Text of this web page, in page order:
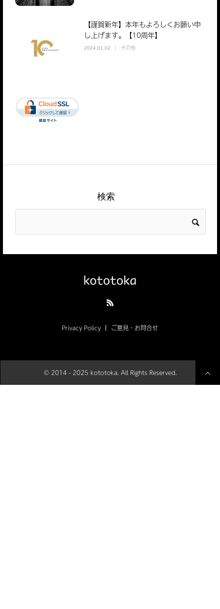
【謹賀新年】本年もよろしくお願い申
し上げます。【10周年】
2024.01.02 その他
検索
Privacy Policy ご意見・お問合せ
© 2014 - 2025 kototoka. All Rights Reserved.